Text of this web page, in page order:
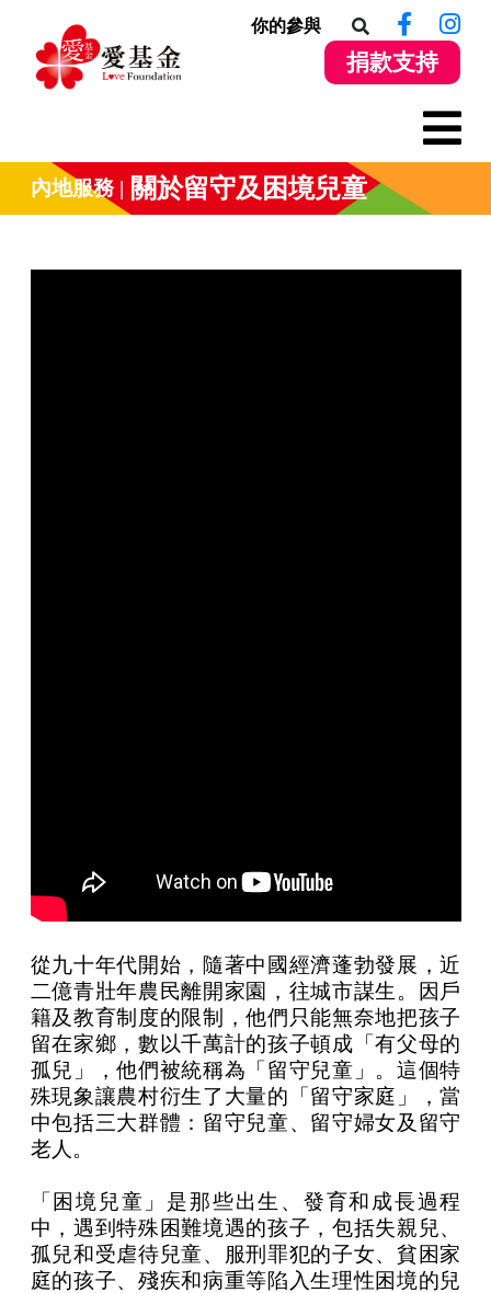
你的參與
捐款支持
內地服務 關於留守及困境兒童
從九十年代開始，隨著中國經濟蓬勃發展，近
二億青壯年農民離開家園，往城市謀生。因戶
籍及教育制度的限制，他們只能無奈地把孩子
留在家鄉，數以千萬計的孩子頓成「有父母的
孤兒」，他們被統稱為「留守兒童」。這個特
殊現象讓農村衍生了大量的「留守家庭」，當
中包括三大群體：留守兒童、留守婦女及留守
老人。
「困境兒童」是那些出生、發育和成長過程
中，遇到特殊困難境遇的孩子，包括失親兒、
孤兒和受虐待兒童、服刑罪犯的子女、貧困家
庭的孩子、殘疾和病重等陷入生理性困境的兒